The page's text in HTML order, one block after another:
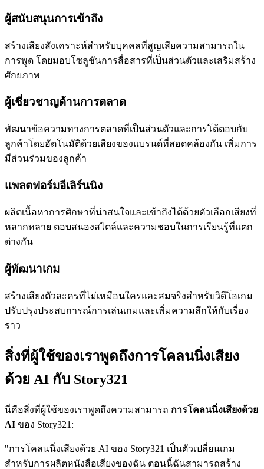
ผู้สนับสนุนการเข้าถึง
สร้างเสียงสังเคราะห์สำหรับบุคคลที่สูญเสียความสามารถใน
การพูด โดยมอบโซลูชันการสื่อสารที่เป็นส่วนตัวและเสริมสร้าง
ศักยภาพ
ผู้เชี่ยวชาญด้านการตลาด
พัฒนาข้อความทางการตลาดที่เป็นส่วนตัวและการโต้ตอบกับ
ลูกค้าโดยอัตโนมัติด้วยเสียงของแบรนด์ที่สอดคล้องกัน เพิ่มการ
มีส่วนร่วมของลูกค้า
แพลตฟอร์มอีเลิร์นนิง
ผลิตเนื้อหาการศึกษาที่น่าสนใจและเข้าถึงได้ด้วยตัวเลือกเสียงที่
หลากหลาย ตอบสนองสไตล์และความชอบในการเรียนรู้ที่แตก
ต่างกัน
ผู้พัฒนาเกม
สร้างเสียงตัวละครที่ไม่เหมือนใครและสมจริงสำหรับวิดีโอเกม
ปรับปรุงประสบการณ์การเล่นเกมและเพิ่มความลึกให้กับเรื่อง
ราว
สิ่งที่ผู้ใช้ของเราพูดถึงการโคลนนิ่งเสียง
ด้วย AI กับ Story321
นี่คือสิ่งที่ผู้ใช้ของเราพูดถึงความสามารถ การโคลนนิ่งเสียงด้วย
AI ของ Story321:
"การโคลนนิ่งเสียงด้วย AI ของ Story321 เป็นตัวเปลี่ยนเกม
สำหรับการผลิตหนังสือเสียงของฉัน ตอนนี้ฉันสามารถสร้าง